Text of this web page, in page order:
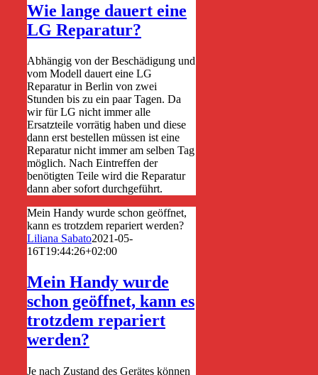
Wie lange dauert eine
LG Reparatur?
Abhängig von der Beschädigung und
vom Modell dauert eine LG
Reparatur in Berlin von zwei
Stunden bis zu ein paar Tagen. Da
wir für LG nicht immer alle
Ersatzteile vorrätig haben und diese
dann erst bestellen müssen ist eine
Reparatur nicht immer am selben Tag
möglich. Nach Eintreffen der
benötigten Teile wird die Reparatur
dann aber sofort durchgeführt.
Mein Handy wurde schon geöffnet,
kann es trotzdem repariert werden?
Liliana Sabato2021-05-
16T19:44:26+02:00
Mein Handy wurde
schon geöffnet, kann es
trotzdem repariert
werden?
Je nach Zustand des Gerätes können